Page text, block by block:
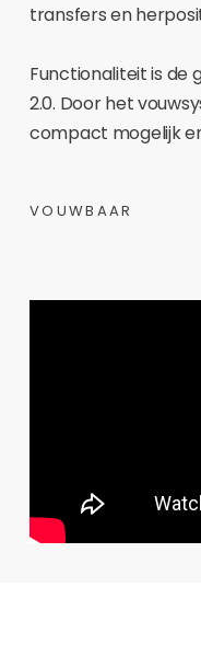
transfers en
Functionaliteit is
2.0. Door het
compact mogelijk
VOUWBAAR